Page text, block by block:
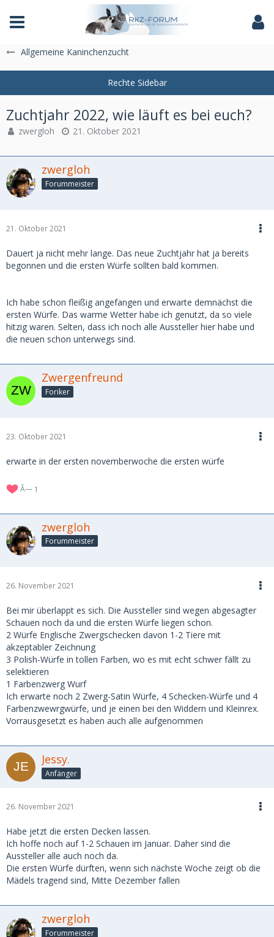
Das Fachforum der Rassekaninchenzucht
Allgemeine Kaninchenzucht
Zuchtjahr 2022, wie läuft es bei euch?
zwergloh 21. Oktober 2021
zwergloh
Forummeister
21. Oktober 2021
Dauert ja nicht mehr lange. Das neue Zuchtjahr hat ja bereits
begonnen und die ersten Würfe sollten bald kommen.
Ich habe schon fleißig angefangen und erwarte demnächst die
ersten Würfe. Das warme Wetter habe ich genutzt, da so viele
hitzig waren. Selten, dass ich noch alle Aussteller hier habe und
die neuen schon unterwegs sind.
Zwergenfreund
Foriker
23. Oktober 2021
erwarte in der ersten novemberwoche die ersten würfe
1
zwergloh
Forummeister
26. November 2021
Bei mir überlappt es sich. Die Aussteller sind wegen abgesagter
Schauen noch da und die ersten Würfe liegen schon.
2 Würfe Englische Zwergschecken davon 1-2 Tiere mit
akzeptabler Zeichnung
3 Polish-Würfe in tollen Farben, wo es mit echt schwer fällt zu
selektieren
1 Farbenzwerg Wurf
Ich erwarte noch 2 Zwerg-Satin Würfe, 4 Schecken-Würfe und 4
Farbenzwewrgwürfe, und je einen bei den Widdern und Kleinrex.
Vorrausgesetzt es haben auch alle aufgenommen
Jessy.
Anfänger
26. November 2021
Habe jetzt die ersten Decken lassen.
Ich hoffe noch auf 1-2 Schauen im Januar. Daher sind die
Aussteller alle auch noch da.
Die ersten Würfe dürften, wenn sich nächste Woche zeigt ob die
Mädels tragend sind, Mitte Dezember fallen
zwergloh
Forummeister